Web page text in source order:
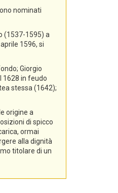
nominati
(1537-1595) a
1596, si
Giorgio
1628 in feudo
stessa (1642);
origine a
di spicco
ormai
alla dignità
titolare di un